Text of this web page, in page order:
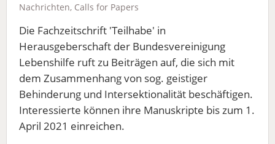
Nachrichten, Calls for Papers
Die Fachzeitschrift 'Teilhabe' in
Herausgeberschaft der Bundesvereinigung
Lebenshilfe ruft zu Beiträgen auf, die sich mit
dem Zusammenhang von sog. geistiger
Behinderung und Intersektionalität beschäftigen.
Interessierte können ihre Manuskripte bis zum 1.
April 2021 einreichen.